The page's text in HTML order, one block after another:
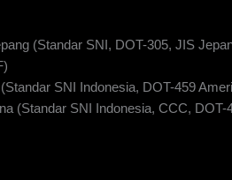
(Standar SNI, DOT-305, JIS
SNI Indonesia, DOT-459
(Standar SNI Indonesia, CCC, DOT-